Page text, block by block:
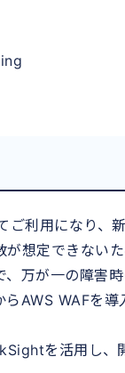
ご利用になり、
が想定できない
、万が一の障害
らAWS WAFを
を活用し、